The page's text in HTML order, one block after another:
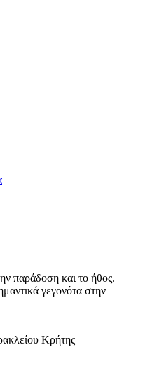
παράδοση και το ήθος.
γεγονότα στην
Κρήτης